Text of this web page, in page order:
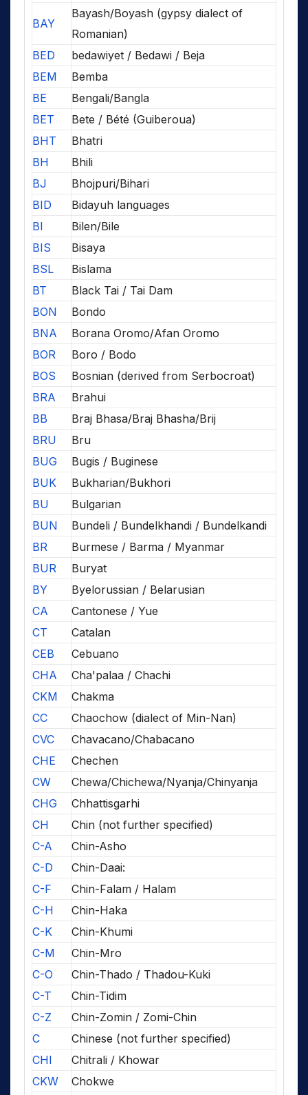
BAY
Bayash/Boyash (gypsy dialect of
Romanian)
BED
bedawiyet / Bedawi / Beja
BEM
Bemba
BE
Bengali/Bangla
BET
Bete / Bété (Guiberoua)
BHT
Bhatri
BH
Bhili
BJ
Bhojpuri/Bihari
BID
Bidayuh languages
BI
Bilen/Bile
BIS
Bisaya
BSL
Bislama
BT
Black Tai / Tai Dam
BON
Bondo
BNA
Borana Oromo/Afan Oromo
BOR
Boro / Bodo
BOS
Bosnian (derived from Serbocroat)
BRA
Brahui
BB
Braj Bhasa/Braj Bhasha/Brij
BRU
Bru
BUG
Bugis / Buginese
BUK
Bukharian/Bukhori
BU
Bulgarian
BUN
Bundeli / Bundelkhandi / Bundelkandi
BR
Burmese / Barma / Myanmar
BUR
Buryat
BY
Byelorussian / Belarusian
CA
Cantonese / Yue
CT
Catalan
CEB
Cebuano
CHA
Cha'palaa / Chachi
CKM
Chakma
CC
Chaochow (dialect of Min-Nan)
CVC
Chavacano/Chabacano
CHE
Chechen
CW
Chewa/Chichewa/Nyanja/Chinyanja
CHG
Chhattisgarhi
CH
Chin (not further specified)
C-A
Chin-Asho
C-D
Chin-Daai:
C-F
Chin-Falam / Halam
C-H
Chin-Haka
C-K
Chin-Khumi
C-M
Chin-Mro
C-O
Chin-Thado / Thadou-Kuki
C-T
Chin-Tidim
C-Z
Chin-Zomin / Zomi-Chin
C
Chinese (not further specified)
CHI
Chitrali / Khowar
CKW
Chokwe